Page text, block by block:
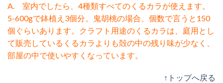
A. 室内でしたら、4種類すべてのくるカラが使えます。
5-600gで鉢植え3個分。鬼胡桃の場合、個数で言うと150
個ぐらいあります。クラフト用途のくるカラは、庭用とし
て販売しているくるカラよりも殻の中の残り味が少なく、
部屋の中で使いやすくなっています。
↑トップへ戻る